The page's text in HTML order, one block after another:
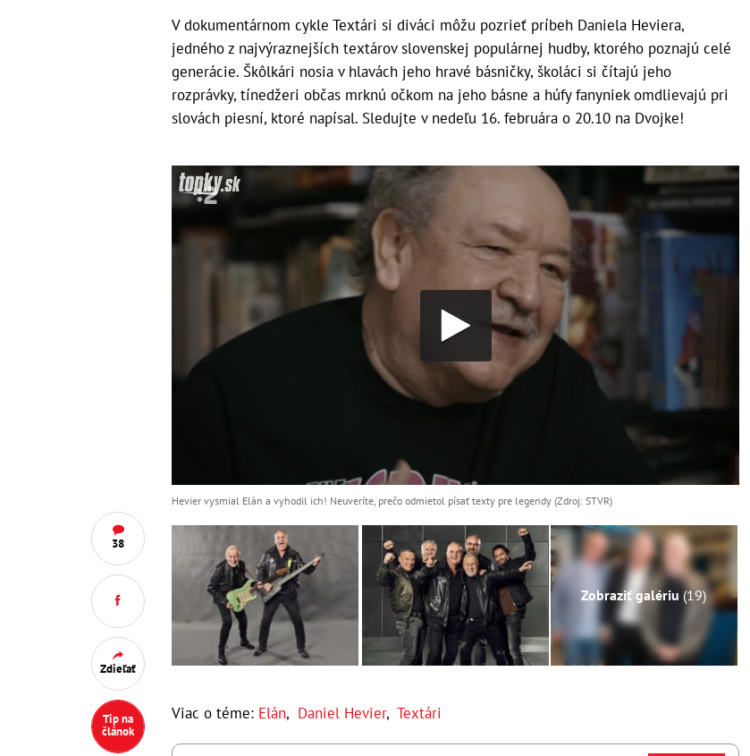
38
Zdieľať
Tip na
článok
V dokumentárnom cykle Textári si diváci môžu pozrieť príbeh Daniela Heviera,
jedného z najvýraznejších textárov slovenskej populárnej hudby, ktorého poznajú celé
generácie. Škôlkári nosia v hlavách jeho hravé básničky, školáci si čítajú jeho
rozprávky, tínedžeri občas mrknú očkom na jeho básne a húfy fanyniek omdlievajú pri
slovách piesní, ktoré napísal. Sledujte v nedeľu 16. februára o 20.10 na Dvojke!
Hevier vysmial Elán a vyhodil ich! Neuveríte, prečo odmietol písať texty pre legendy (Zdroj: STVR)
Zobraziť galériu (19)
Viac o téme: Elán, Daniel Hevier, Textári